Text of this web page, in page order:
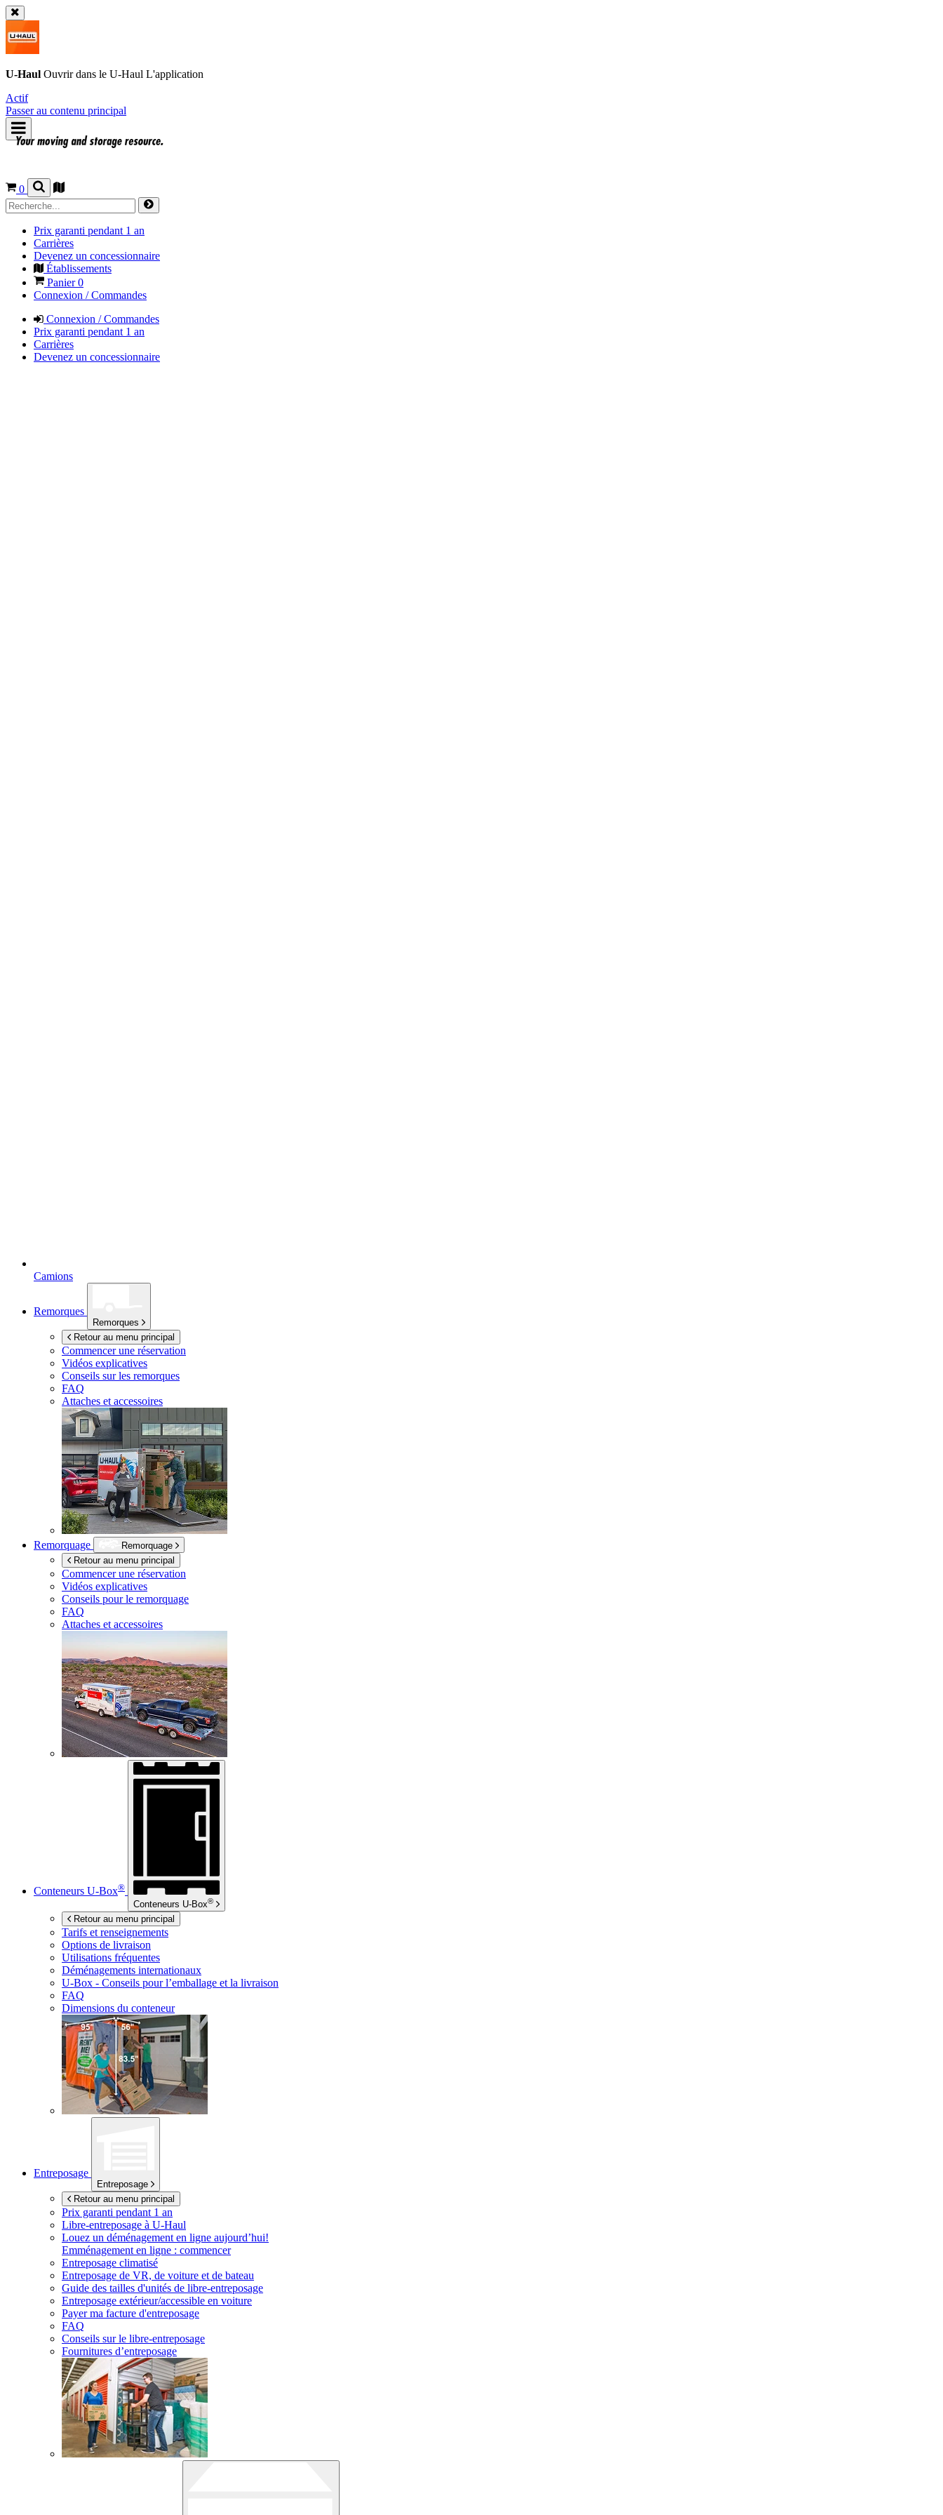
U-Haul Ouvrir dans le U-Haul L'application
Actif
Passer au contenu principal
0
Prix garanti pendant 1 an
Carrières
Devenez un concessionnaire
Établissements
Panier0
Connexion / Commandes
Connexion / Commandes
Prix garanti pendant 1 an
Carrières
Devenez un concessionnaire
Camions
Remorques
Remorques
Retour au menu principal
Commencer une réservation
Vidéos explicatives
Conseils sur les remorques
FAQ
Attaches et accessoires
Remorquage
Remorquage
Retour au menu principal
Commencer une réservation
Vidéos explicatives
Conseils pour le remorquage
FAQ
Attaches et accessoires
Conteneurs U-Box®
Conteneurs U-Box®
Retour au menu principal
Tarifs et renseignements
Options de livraison
Utilisations fréquentes
Déménagements internationaux
U-Box - Conseils pour l’emballage et la livraison
FAQ
Dimensions du conteneur
Entreposage
Entreposage
Retour au menu principal
Prix garanti pendant 1 an
Libre-entreposage à U-Haul
Louez un déménagement en ligne aujourd’hui!
Emménagement en ligne : commencer
Entreposage climatisé
Entreposage de VR, de voiture et de bateau
Guide des tailles d'unités de libre-entreposage
Entreposage extérieur/accessible en voiture
Payer ma facture d'entreposage
FAQ
Conseils sur le libre-entreposage
Fournitures d’entreposage